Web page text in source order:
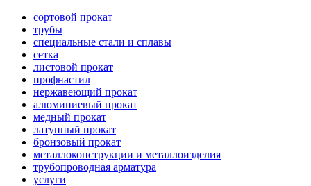
сортовой прокат
трубы
специальные стали и сплавы
сетка
листовой прокат
профнастил
нержавеющий прокат
алюминиевый прокат
медный прокат
латунный прокат
бронзовый прокат
металлоконструкции и металлоизделия
трубопроводная арматура
услуги